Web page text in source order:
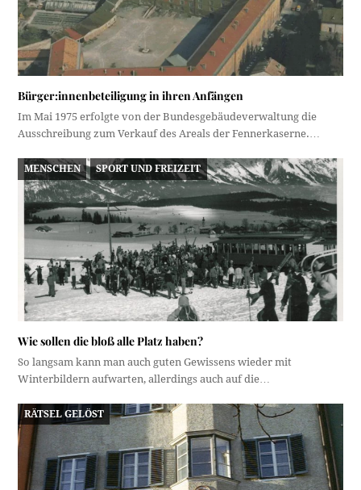
Bürger:innenbeteiligung in ihren Anfängen
Im Mai 1975 erfolgte von der Bundesgebäudeverwaltung die
Ausschreibung zum Verkauf des Areals der Fennerkaserne.…
MENSCHEN SPORT UND FREIZEIT
Wie sollen die bloß alle Platz haben?
So langsam kann man auch guten Gewissens wieder mit
Winterbildern aufwarten, allerdings auch auf die…
RÄTSEL GELÖST